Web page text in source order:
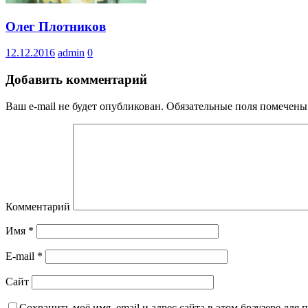
Олег Плотников
12.12.2016 admin 0
Добавить комментарий
Ваш e-mail не будет опубликован. Обязательные поля помечены
Комментарий
Имя *
E-mail *
Сайт